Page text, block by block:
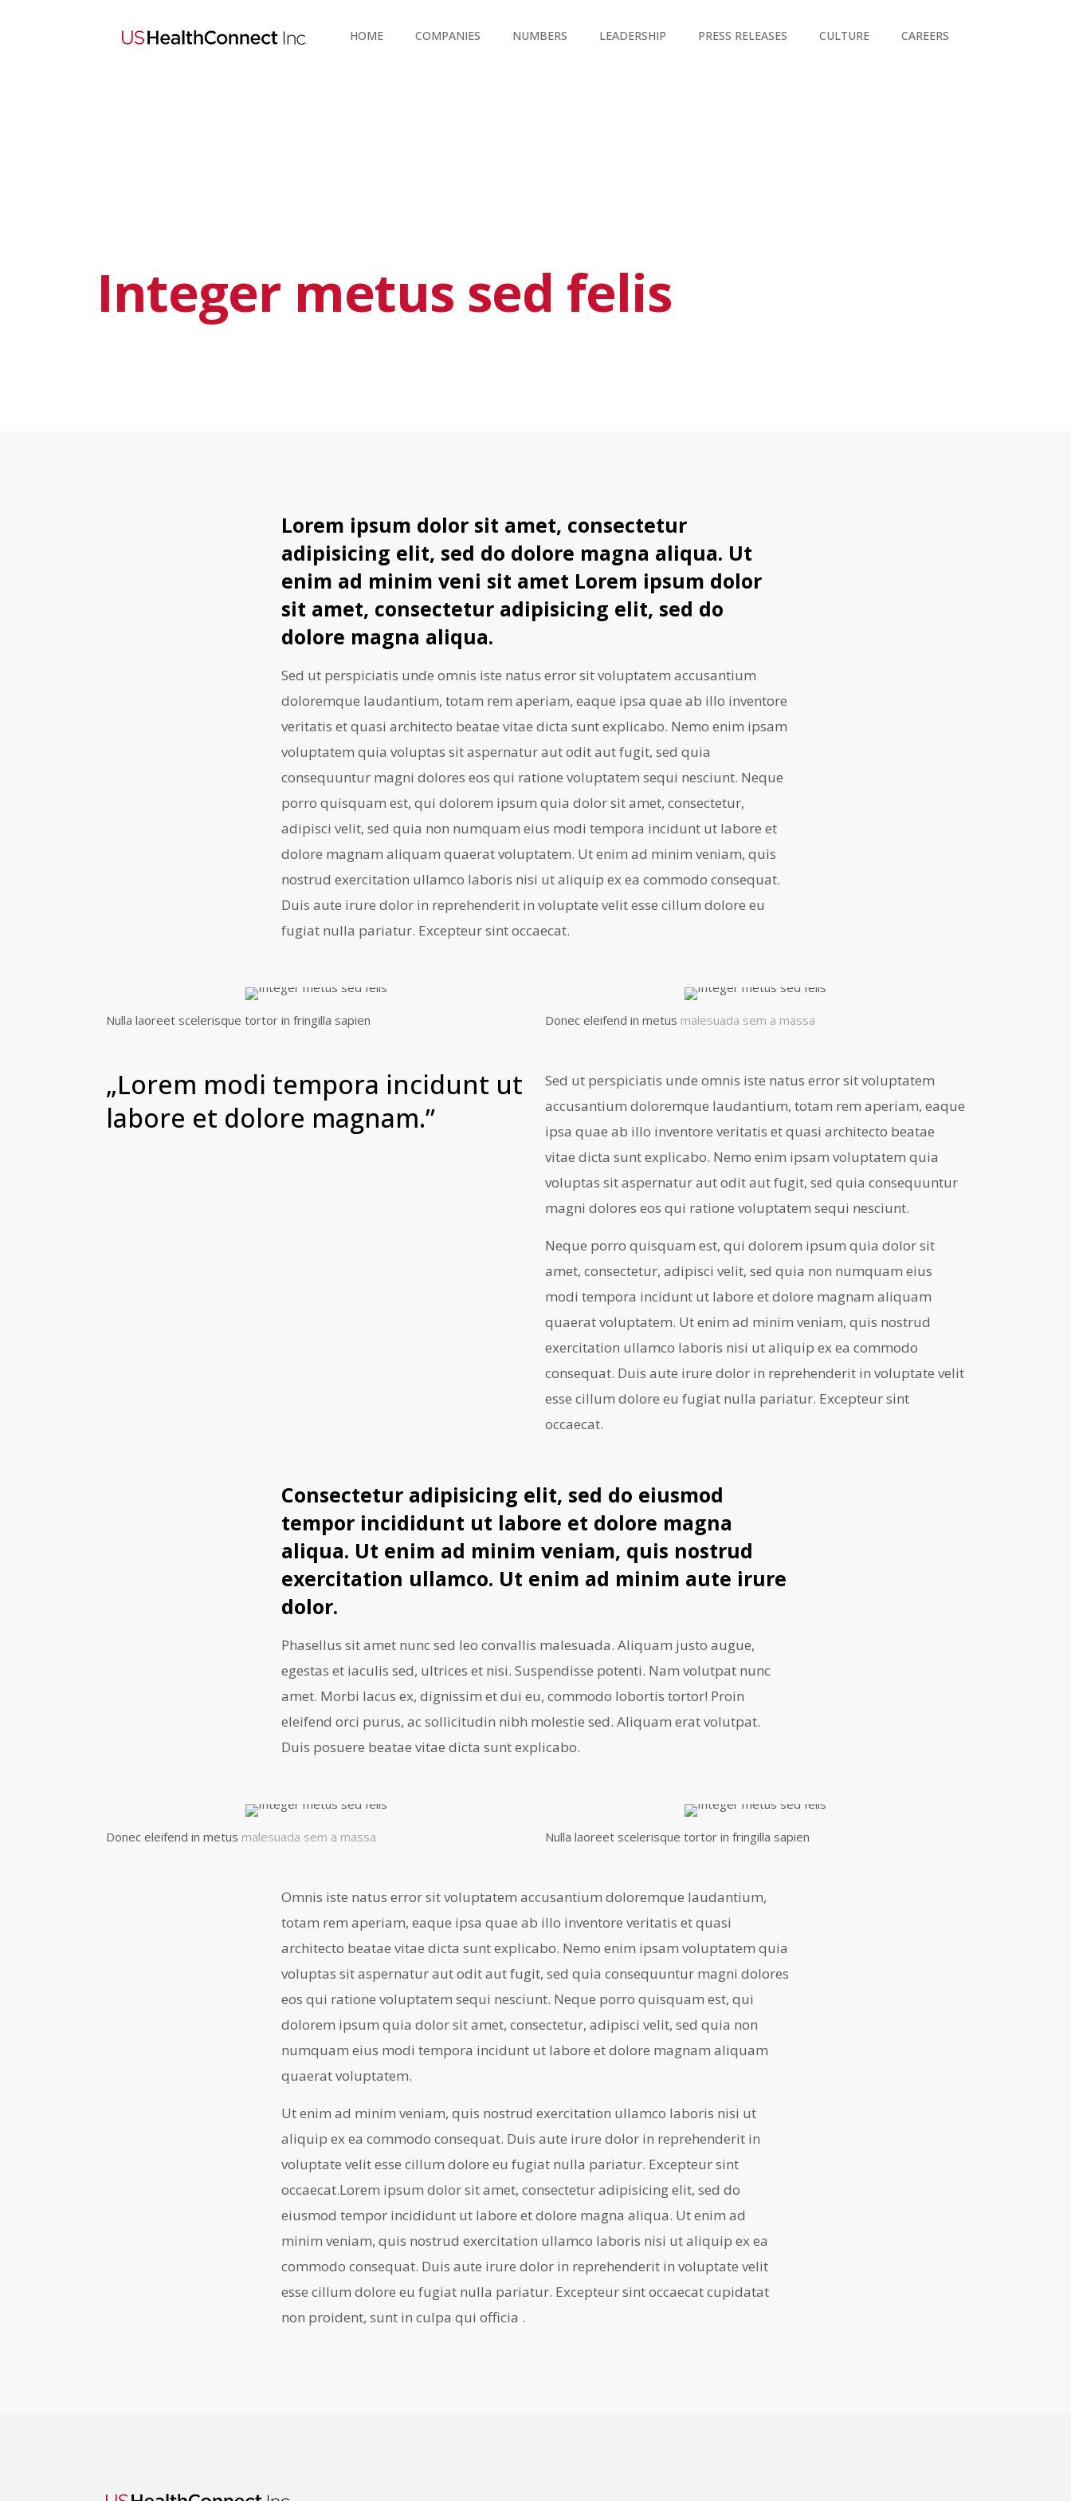
HOME COMPANIES NUMBERS LEADERSHIP PRESS RELEASES CULTURE CAREERS
Integer metus sed felis
Lorem ipsum dolor sit amet, consectetur
adipisicing elit, sed do dolore magna aliqua. Ut
enim ad minim veni sit amet Lorem ipsum dolor
sit amet, consectetur adipisicing elit, sed do
dolore magna aliqua.
Sed ut perspiciatis unde omnis iste natus error sit voluptatem accusantium
doloremque laudantium, totam rem aperiam, eaque ipsa quae ab illo inventore
veritatis et quasi architecto beatae vitae dicta sunt explicabo. Nemo enim ipsam
voluptatem quia voluptas sit aspernatur aut odit aut fugit, sed quia
consequuntur magni dolores eos qui ratione voluptatem sequi nesciunt. Neque
porro quisquam est, qui dolorem ipsum quia dolor sit amet, consectetur,
adipisci velit, sed quia non numquam eius modi tempora incidunt ut labore et
dolore magnam aliquam quaerat voluptatem. Ut enim ad minim veniam, quis
nostrud exercitation ullamco laboris nisi ut aliquip ex ea commodo consequat.
Duis aute irure dolor in reprehenderit in voluptate velit esse cillum dolore eu
fugiat nulla pariatur. Excepteur sint occaecat.
Nulla laoreet scelerisque tortor in fringilla sapien Donec eleifend in metus malesuada sem a massa
„Lorem modi tempora incidunt ut
labore et dolore magnam.”
Sed ut perspiciatis unde omnis iste natus error sit voluptatem
accusantium doloremque laudantium, totam rem aperiam, eaque
ipsa quae ab illo inventore veritatis et quasi architecto beatae
vitae dicta sunt explicabo. Nemo enim ipsam voluptatem quia
voluptas sit aspernatur aut odit aut fugit, sed quia consequuntur
magni dolores eos qui ratione voluptatem sequi nesciunt.
Neque porro quisquam est, qui dolorem ipsum quia dolor sit
amet, consectetur, adipisci velit, sed quia non numquam eius
modi tempora incidunt ut labore et dolore magnam aliquam
quaerat voluptatem. Ut enim ad minim veniam, quis nostrud
exercitation ullamco laboris nisi ut aliquip ex ea commodo
consequat. Duis aute irure dolor in reprehenderit in voluptate velit
esse cillum dolore eu fugiat nulla pariatur. Excepteur sint
occaecat.
Consectetur adipisicing elit, sed do eiusmod
tempor incididunt ut labore et dolore magna
aliqua. Ut enim ad minim veniam, quis nostrud
exercitation ullamco. Ut enim ad minim aute irure
dolor.
Phasellus sit amet nunc sed leo convallis malesuada. Aliquam justo augue,
egestas et iaculis sed, ultrices et nisi. Suspendisse potenti. Nam volutpat nunc
amet. Morbi lacus ex, dignissim et dui eu, commodo lobortis tortor! Proin
eleifend orci purus, ac sollicitudin nibh molestie sed. Aliquam erat volutpat.
Duis posuere beatae vitae dicta sunt explicabo.
Donec eleifend in metus malesuada sem a massa Nulla laoreet scelerisque tortor in fringilla sapien
Omnis iste natus error sit voluptatem accusantium doloremque laudantium,
totam rem aperiam, eaque ipsa quae ab illo inventore veritatis et quasi
architecto beatae vitae dicta sunt explicabo. Nemo enim ipsam voluptatem quia
voluptas sit aspernatur aut odit aut fugit, sed quia consequuntur magni dolores
eos qui ratione voluptatem sequi nesciunt. Neque porro quisquam est, qui
dolorem ipsum quia dolor sit amet, consectetur, adipisci velit, sed quia non
numquam eius modi tempora incidunt ut labore et dolore magnam aliquam
quaerat voluptatem.
Ut enim ad minim veniam, quis nostrud exercitation ullamco laboris nisi ut
aliquip ex ea commodo consequat. Duis aute irure dolor in reprehenderit in
voluptate velit esse cillum dolore eu fugiat nulla pariatur. Excepteur sint
occaecat.Lorem ipsum dolor sit amet, consectetur adipisicing elit, sed do
eiusmod tempor incididunt ut labore et dolore magna aliqua. Ut enim ad
minim veniam, quis nostrud exercitation ullamco laboris nisi ut aliquip ex ea
commodo consequat. Duis aute irure dolor in reprehenderit in voluptate velit
esse cillum dolore eu fugiat nulla pariatur. Excepteur sint occaecat cupidatat
non proident, sunt in culpa qui officia .